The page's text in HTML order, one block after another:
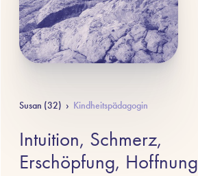
Susan (32) › Kindheitspädagogin
Intuition, Schmerz,
Erschöpfung, Hoffnung